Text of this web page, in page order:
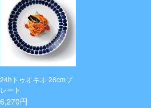
24hトゥオキオ 26cmプ
レート
6,270円